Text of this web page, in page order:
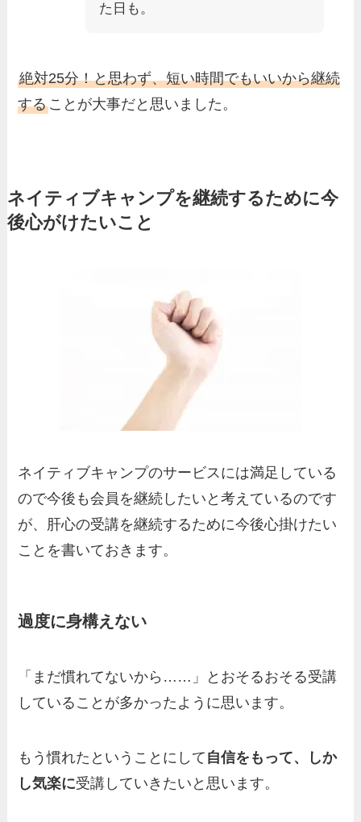
た日も。
絶対25分！と思わず、短い時間でもいいから継続
することが大事だと思いました。
ネイティブキャンプを継続するために今
後心がけたいこと
ネイティブキャンプのサービスには満足している
ので今後も会員を継続したいと考えているのです
が、肝心の受講を継続するために今後心掛けたい
こと を書いておきます。
過度に身構えない
「まだ慣れてないから……」とおそるおそる受講
していることが多かったように思います。
もう慣れたということにして 自信をもって、しか
し気楽に受講していきたいと思います。